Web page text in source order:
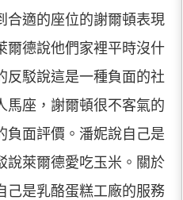
合適的座位的謝爾頓表現
爾德說他們家裡平時沒什
反駁說這是一種負面的社
馬座，謝爾頓很不客氣的
負面評價。潘妮說自己是
說萊爾德愛吃玉米。關於
己是乳酪蛋糕工廠的服務